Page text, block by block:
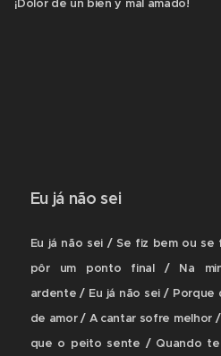
¡Dolor de un bien y mal amado!
Eu já não sei
Eu já não sei / Se fiz bem ou se
pôr um ponto final / Na
ardente / Eu já não sei / Porque
de amor / A cantar sofre melhor /
que o peito sente / Quando